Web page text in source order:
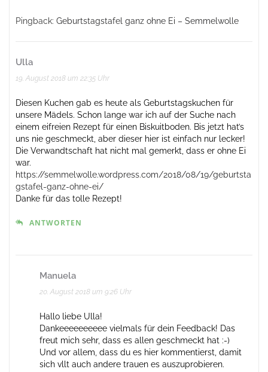
Pingback: Geburtstagstafel ganz ohne Ei – Semmelwolle
Ulla
19. August 2018 um 22:35 Uhr
Diesen Kuchen gab es heute als Geburtstagskuchen für
unsere Mädels. Schon lange war ich auf der Suche nach
einem eifreien Rezept für einen Biskuitboden. Bis jetzt hat’s
uns nie geschmeckt, aber dieser hier ist einfach nur lecker!
Die Verwandtschaft hat nicht mal gemerkt, dass er ohne Ei
war.
https://semmelwolle.wordpress.com/2018/08/19/geburtsta
gstafel-ganz-ohne-ei/
Danke für das tolle Rezept!
ANTWORTEN
Manuela
20. August 2018 um 9:26 Uhr
Hallo liebe Ulla!
Dankeeeeeeeeee vielmals für dein Feedback! Das
freut mich sehr, dass es allen geschmeckt hat :-)
Und vor allem, dass du es hier kommentierst, damit
sich vllt auch andere trauen es auszuprobieren.